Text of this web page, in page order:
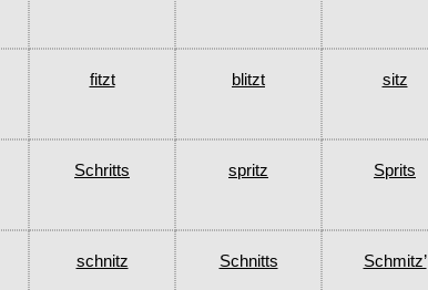
fitzt blitzt sitz
Schritts spritz Sprits
schnitz Schnitts Schmitz’